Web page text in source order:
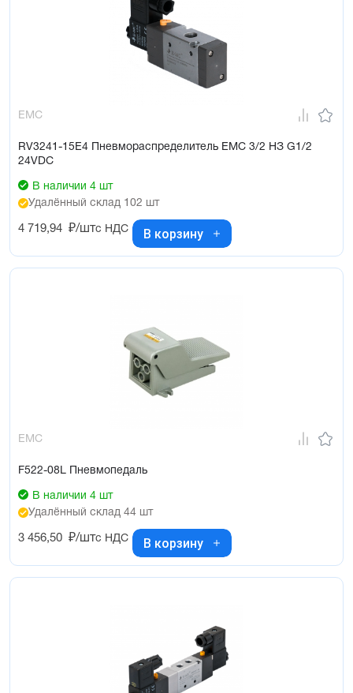
EMC
RV3241-15E4 Пневмораспределитель EMC 3/2 НЗ G1/2
24VDC
В наличии 4 шт
Удалённый склад 102 шт
4 719,94 ₽/штс НДС В корзину
EMC
F522-08L Пневмопедаль
В наличии 4 шт
Удалённый склад 44 шт
3 456,50 ₽/штс НДС В корзину